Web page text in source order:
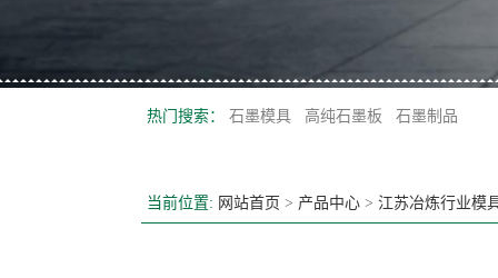
热门搜索： 石墨模具 高纯石墨板 石墨制品
当前位置: 网站首页 > 产品中心 > 江苏冶炼行业模